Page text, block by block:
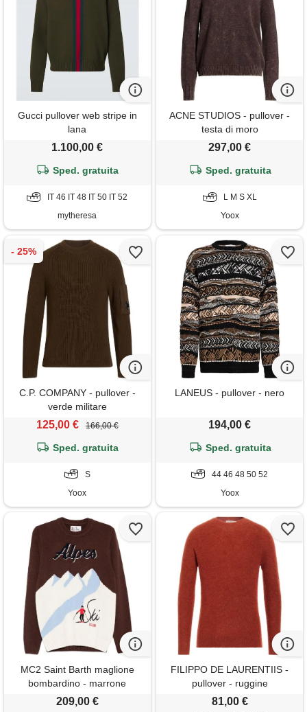
Gucci pullover web stripe in
lana
1.100,00 €
Sped. gratuita
IT 46 IT 48 IT 50 IT 52
mytheresa
ACNE STUDIOS - pullover -
testa di moro
297,00 €
Sped. gratuita
L M S XL
Yoox
C.P. COMPANY - pullover -
verde militare
125,00 € 166,00 €
Sped. gratuita
S
Yoox
LANEUS - pullover - nero
194,00 €
Sped. gratuita
44 46 48 50 52
Yoox
MC2 Saint Barth maglione
bombardino - marrone
209,00 €
FILIPPO DE LAURENTIIS -
pullover - ruggine
81,00 €